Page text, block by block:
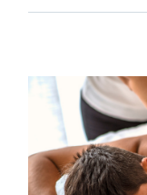
Polizeimeldungen
Gewinnspiele